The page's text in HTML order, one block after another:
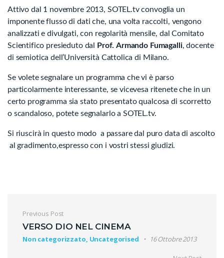
Attivo dal 1 novembre 2013, SOTEL.tv convoglia un
imponente flusso di dati che, una volta raccolti, vengono
analizzati e divulgati, con regolarità mensile, dal Comitato
Scientifico presieduto dal
Prof. Armando Fumagalli, docente
di semiotica dell’Università Cattolica di Milano.
Se volete segnalare un programma che vi è parso
particolarmente interessante, se vicevesa ritenete che in un
certo programma sia stato presentato qualcosa di scorretto
o scandaloso, potete segnalarlo a SOTEL.tv.
Si riuscirà in questo modo a passare dal puro data di ascolto
al gradimento,espresso con i vostri stessi giudizi.
Previous Post
VERSO DIO NEL CINEMA
Non categorizzato, Uncategorised 16 Ottobre 2013